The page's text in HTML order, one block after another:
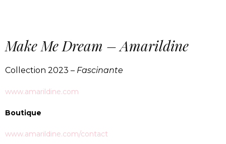
Make Me Dream – Amarildine
Collection 2023 – Fascinante
www.amarildine.com
Boutique
www.amarildine.com/contact